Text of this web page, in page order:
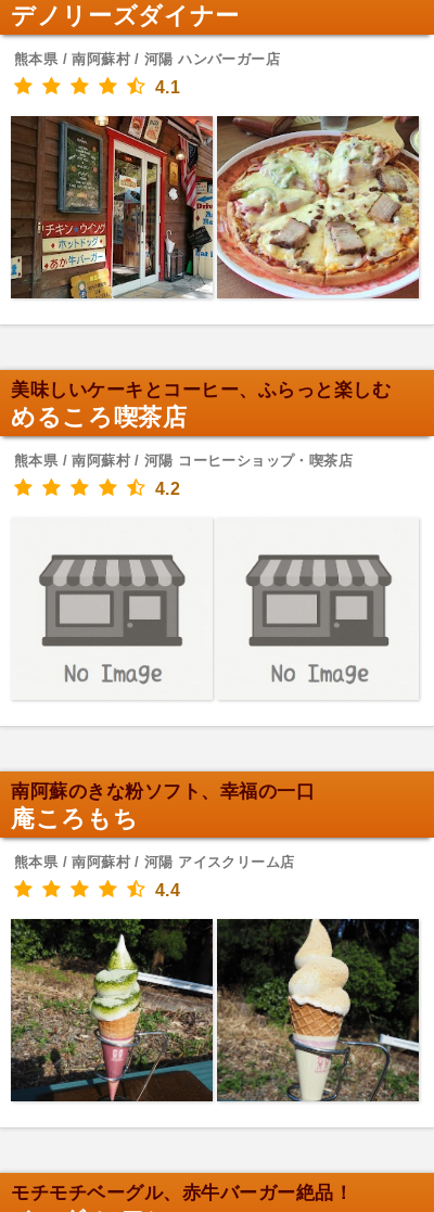
デノリーズダイナー
熊本県 / 南阿蘇村 / 河陽 ハンバーガー店
4.1
美味しいケーキとコーヒー、ふらっと楽しむ
めるころ喫茶店
熊本県 / 南阿蘇村 / 河陽 コーヒーショップ・喫茶店
4.2
南阿蘇のきな粉ソフト、幸福の一口
庵ころもち
熊本県 / 南阿蘇村 / 河陽 アイスクリーム店
4.4
モチモチベーグル、赤牛バーガー絶品！